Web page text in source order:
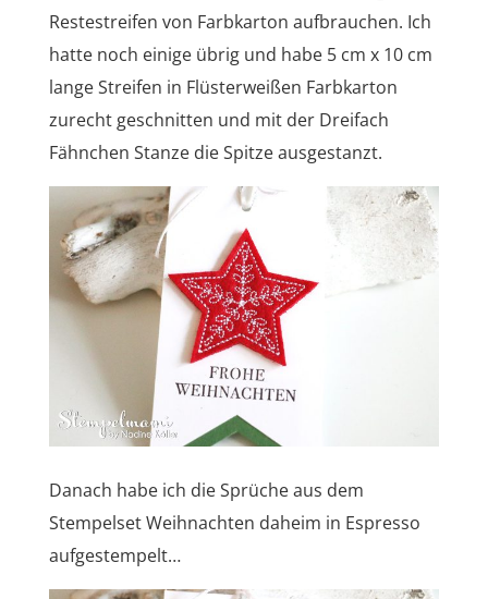
Restestreifen von Farbkarton aufbrauchen. Ich
hatte noch einige übrig und habe 5 cm x 10 cm
lange Streifen in Flüsterweißen Farbkarton
zurecht geschnitten und mit der Dreifach
Fähnchen Stanze die Spitze ausgestanzt.
Danach habe ich die Sprüche aus dem
Stempelset Weihnachten daheim in Espresso
aufgestempelt…